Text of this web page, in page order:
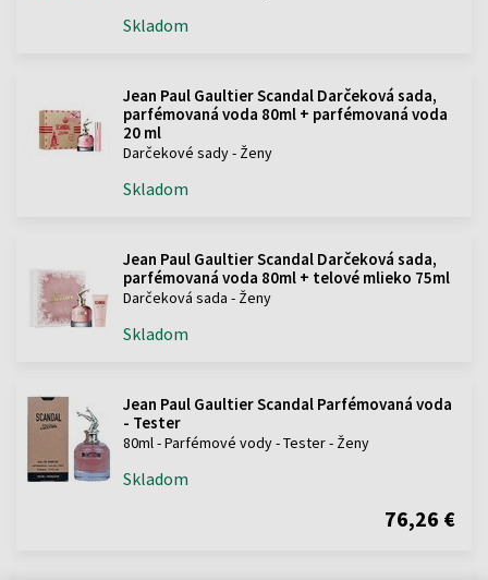
Skladom
Jean Paul Gaultier Scandal Darčeková sada,
parfémovaná voda 80ml + parfémovaná voda
20 ml
Darčekové sady - Ženy
Skladom
Jean Paul Gaultier Scandal Darčeková sada,
parfémovaná voda 80ml + telové mlieko 75ml
Darčeková sada - Ženy
Skladom
Jean Paul Gaultier Scandal Parfémovaná voda
- Tester
80ml - Parfémové vody - Tester - Ženy
Skladom
76,26 €